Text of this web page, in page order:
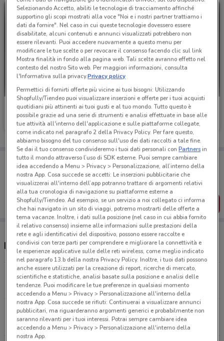
Einhell
Scade il 31/12 372 m
Einhell
Scade il 31/12 372 m
Porta DoveConviene sempre con te!
Puoi trovare le migliori offerte dei negozi vicino a te,
salvarle e creare la tua lista del risparmio, comodamente
dal tuo cellulare.
SCARICA L’APP
Negozi Einhell a Barletta
Via Ferdinando Chieffi 46 Barletta
371 m
Via Superga 224/226 Trani
11.7 km
Selezionando Accetto, abiliti le tecnologie di tracciamento affinché
supportino gli scopi mostrati alla voce "Noi e i nostri partner trattiamo i
dati da fornire". Nel caso in cui queste tecnologie dovessero essere
disabilitate, alcuni contenuti e annunci visualizzati potrebbero non
essere rilevanti. Puoi accedere nuovamente a questo menu per
modificare le tue scelte o per revocare il consenso facendo clic sul link
Mostra finalità in fondo alla pagina web. Tali scelte avranno effetto nel
contesto del nostro Sito web. Per maggiori informazioni, consulta
l'Informativa sulla privacy.Privacy policy
Permettici di fornirti offerte più vicine ai tuoi bisogni: Utilizzando
Shopfully/Tiendeo puoi visualizzare inserzioni e offerte per i tuoi acquisti
quotidiani più attinenti ai tuoi gusti e al tuo mondo. Tutto questo è
possibile grazie ad una serie di strumenti e analisi effettuate in base alle
tue attività all'interno dell'applicazione e sulle piattaforme collegate,
come indicato nel paragrafo 2 della Privacy Policy. Per fare questo,
abbiamo bisogno del tuo consenso sull'uso dei dati raccolti a tale fine.
Se dai il tuo consenso condivideremo i tuoi dati personali conPartnersin
tutto il mondo attraverso l’uso di SDK esterne. Puoi sempre cambiare
idea accedendo a Menu > Privacy > Personalizzazione, all’interno della
nostra App. Cosa succede se accetti: Le inserzioni pubblicitarie che
visualizzerai all'interno dell’app potranno trattare di argomenti relativi
alla tua cronologia di navigazione su piattaforme esterne a
Shopfully/Tiendeo. Ad esempio, se un servizio a noi collegato ci informa
che hai navigato in un sito di viaggi, potremo mostrarti delle offerte a
tema vacanze. Inoltre, i dati sulla posizione (nel caso in cui abbia fornito
il relativo consenso) insieme alle informazioni sulle prestazioni della
rete e agli identificativi del dispositivo, possono essere raccolte e
condivisi con terze parti per comprendere e migliorare la connettività e
le esperienze applicative sulle delle reti wireless, come meglio indicato
nel paragrafo 13.b della nostra Privacy Policy. Inoltre, i tuoi dati possono
anche essere utilizzati per la creazione di report, ricerche di mercato,
scientifiche e statistiche, analisi basate sulla posizione e analisi delle
tendenze. Puoi modificare le tue preferenze in qualsiasi momento
accedendo a Menu > Privacy > Personalizzazione all'interno della
nostra App. Cosa succede se rifiuti: Continuerai a visualizzare annunci
pubblicitari, ma riguarderanno argomenti generici e probabilmente non
saranno rilevanti per i tuoi interessi. Potrai sempre cambiare idea
accedendo a Menu > Privacy > Personalizzazione all'interno della
nostra App.